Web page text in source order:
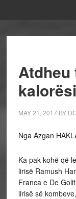
Atdheu
MAY 21, 2017BY
Nga Azgan
Ka pak kohë që
lirisë Ramush
Franca e De
lirisë së